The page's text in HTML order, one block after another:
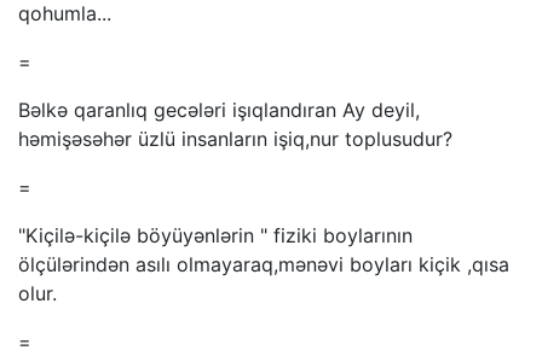
qohumla...
=
Bəlkə qaranlıq gecələri işıqlandıran Ay deyil,
həmişəsəhər üzlü insanların işiq,nur toplusudur?
=
"Kiçilə-kiçilə böyüyənlərin " fiziki boylarının
ölçülərindən asılı olmayaraq,mənəvi boyları kiçik ,qısa
olur.
=